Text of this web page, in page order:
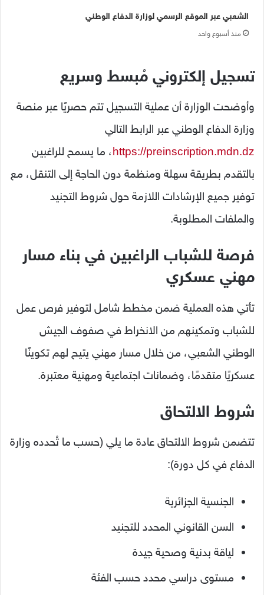
الشعبي عبر الموقع الرسمي لوزارة الدفاع الوطني
منذ أسبوع واحد
تسجيل إلكتروني مُبسط وسريع
وأوضحت الوزارة أن عملية التسجيل تتم حصريًا عبر منصة
وزارة الدفاع الوطني عبر الرابط التالي
https://preinscription.mdn.dz، ما يسمح للراغبين
بالتقدم بطريقة سهلة ومنظمة دون الحاجة إلى التنقل، مع
توفير جميع الإرشادات اللازمة حول شروط التجنيد
والملفات المطلوبة.
فرصة للشباب الراغبين في بناء مسار
مهني عسكري
تأتي هذه العملية ضمن مخطط شامل لتوفير فرص عمل
للشباب وتمكينهم من الانخراط في صفوف الجيش
الوطني الشعبي، من خلال مسار مهني يتيح لهم تكوينًا
عسكريًا متقدمًا، وضمانات اجتماعية ومهنية معتبرة.
شروط الالتحاق
تتضمن شروط الالتحاق عادة ما يلي (حسب ما تُحدده وزارة
الدفاع في كل دورة):
الجنسية الجزائرية
السن القانوني المحدد للتجنيد
لياقة بدنية وصحية جيدة
مستوى دراسي محدد حسب الفئة